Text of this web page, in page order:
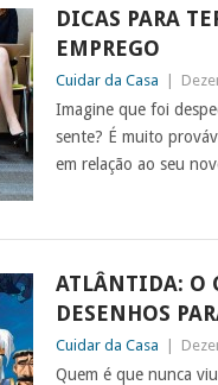
DICAS PARA
EMPREGO
Cuidar da Casa
Imagine que foi
sente? É muito
em relação ao seu
ATLÂNTIDA: O
DESENHOS
Cuidar da Casa
Quem é que nunca